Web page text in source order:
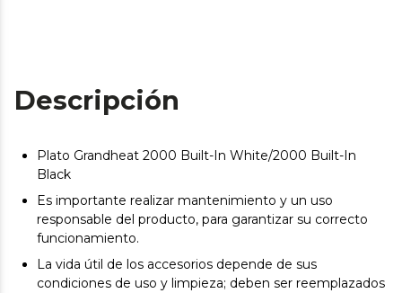
Descripción
Plato Grandheat 2000 Built-In White/2000 Built-In
Black
Es importante realizar mantenimiento y un uso
responsable del producto, para garantizar su correcto
funcionamiento.
La vida útil de los accesorios depende de sus
condiciones de uso y limpieza; deben ser reemplazados